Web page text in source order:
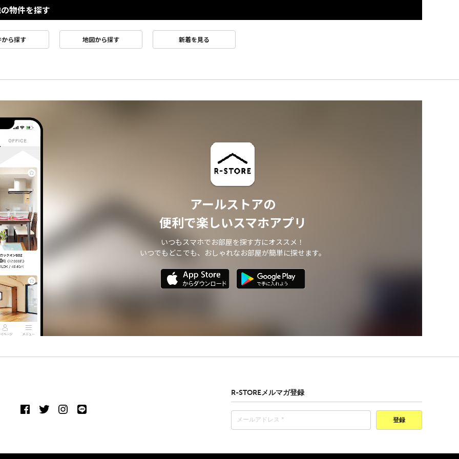
物件を探す
から探す 地図から探す 新着を見る
アールストアの
便利で楽しいスマホアプリ
いつもスマホでお部屋を探す方にオススメ！
いつでもどこでも、おしゃれなお部屋が簡単に探せます。
R-STOREメルマガ登録
登録